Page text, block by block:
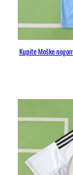
Kupite Moške